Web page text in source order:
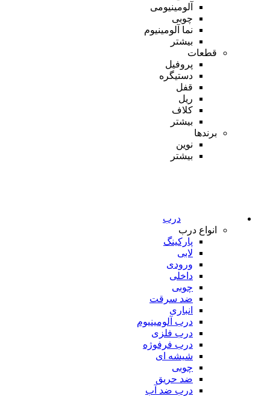
آلومینیومی
چوبی
نما آلومینیوم
بیشتر
قطعات
پروفیل
دستیگره
قفل
ریل
کلاف
بیشتر
برندها
نوین
بیشتر
درب
انواع درب
پارکینگ
لابی
ورودی
داخلی
چوبی
ضد سرقت
انباری
درب آلومینیوم
درب فلزی
درب فرفوژه
شیشه ای
چوبی
ضد حریق
درب ضد آب